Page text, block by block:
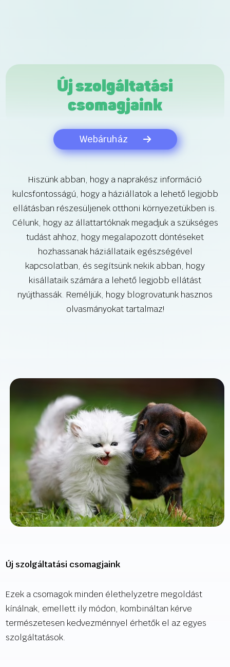
Új szolgáltatási
csomagjaink
Webáruház
Hiszünk abban, hogy a naprakész információ
kulcsfontosságú, hogy a háziállatok a lehető legjobb
ellátásban részesüljenek otthoni környezetükben is.
Célunk, hogy az állattartóknak megadjuk a szükséges
tudást ahhoz, hogy megalapozott döntéseket
hozhassanak háziállataik egészségével
kapcsolatban, és segítsünk nekik abban, hogy
kisállataik számára a lehető legjobb ellátást
nyújthassák. Reméljük, hogy blogrovatunk hasznos
olvasmányokat tartalmaz!
Új szolgáltatási csomagjaink
Ezek a csomagok minden élethelyzetre megoldást
kínálnak, emellett ily módon, kombináltan kérve
természetesen kedvezménnyel érhetők el az egyes
szolgáltatások.